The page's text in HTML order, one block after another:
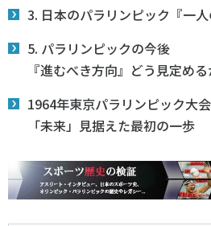
3. 日本のパラリンピック『一人
5. パラリンピックの今後
『進むべき方向』どう見定め
1964年東京パラリンピック大会
「未来」見据えた最初の一歩